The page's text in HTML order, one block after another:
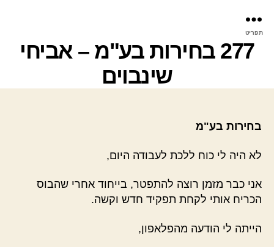
תפריט
277 בחירות בע"מ – אביחי
שינבוים
בחירות בע"מ
לא היה לי כוח ללכת לעבודה היום,
אני כבר מזמן רוצה להתפטר, בייחוד אחרי שהבוס
הכריח אותי לקחת תפקיד חדש וקשה.
הייתה לי הודעה מהפלאפון,